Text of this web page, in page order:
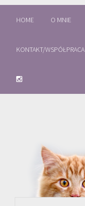
HOME O MNIE
KONTAKT/WSPÓŁPRACA